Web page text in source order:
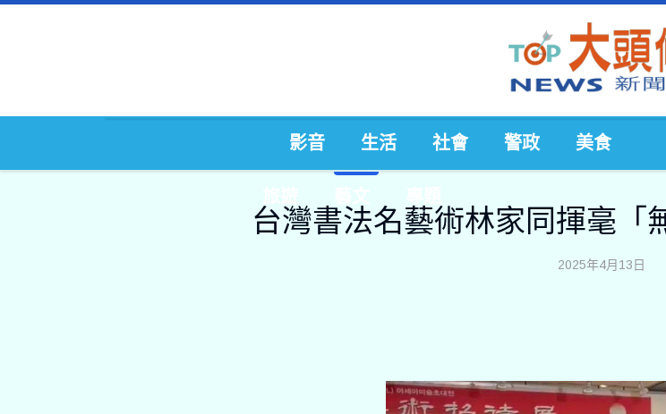
影音 生活 社會 警政 美食
台灣書法名藝術林家同揮毫「
2025年4月13日